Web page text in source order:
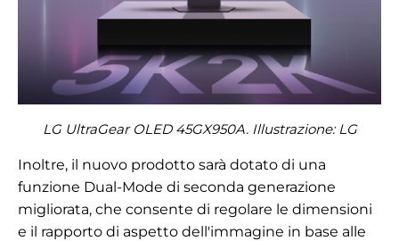
LG UltraGear OLED 45GX950A. Illustrazione: LG
Inoltre, il nuovo prodotto sarà dotato di una
funzione Dual-Mode di seconda generazione
migliorata, che consente di regolare le dimensioni
e il rapporto di aspetto dell'immagine in base alle